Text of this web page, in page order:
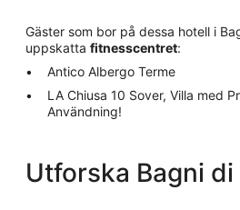
Gäster som bor på dessa hotell i
uppskatta fitnesscentret:
Antico Albergo Terme
LA Chiusa 10 Sover, Villa med
Användning!
Utforska Bagni di